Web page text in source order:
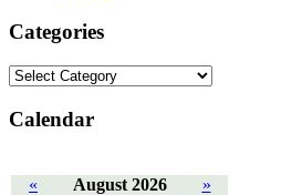
Categories
Calendar
« August 2026 »